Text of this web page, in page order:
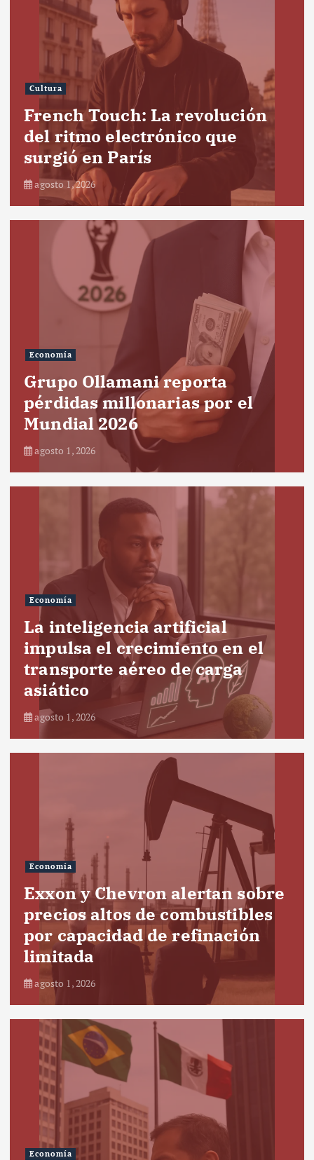
Cultura
French Touch: La revolución
del ritmo electrónico que
surgió en París
agosto 1, 2026
Economía
Grupo Ollamani reporta
pérdidas millonarias por el
Mundial 2026
agosto 1, 2026
Economía
La inteligencia artificial
impulsa el crecimiento en el
transporte aéreo de carga
asiático
agosto 1, 2026
Economía
Exxon y Chevron alertan sobre
precios altos de combustibles
por capacidad de refinación
limitada
agosto 1, 2026
Economía